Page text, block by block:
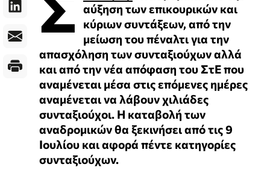
αύξηση των επικουρικών και
κύριων συντάξεων, από την
μείωση του πέναλτι για την
απασχόληση των συνταξιούχων αλλά
και από την νέα απόφαση του ΣτΕ που
αναμένεται μέσα στις επόμενες ημέρες
αναμένεται να λάβουν χιλιάδες
συνταξιούχοι. Η καταβολή των
αναδρομικών θα ξεκινήσει από τις 9
Ιουλίου και αφορά πέντε κατηγορίες
συνταξιούχων.